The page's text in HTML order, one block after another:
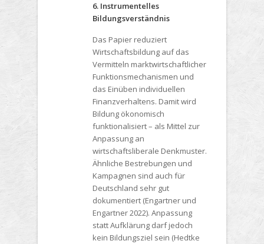
6. Instrumentelles
Bildungsverständnis
Das Papier reduziert
Wirtschaftsbildung auf das
Vermitteln marktwirtschaftlicher
Funktionsmechanismen und
das Einüben individuellen
Finanzverhaltens. Damit wird
Bildung ökonomisch
funktionalisiert – als Mittel zur
Anpassung an
wirtschaftsliberale Denkmuster.
Ähnliche Bestrebungen und
Kampagnen sind auch für
Deutschland sehr gut
dokumentiert (Engartner und
Engartner 2022). Anpassung
statt Aufklärung darf jedoch
kein Bildungsziel sein (Hedtke